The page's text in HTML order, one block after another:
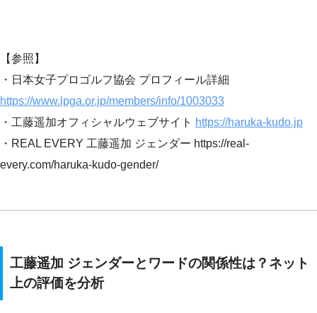
【参照】
・日本女子プロゴルフ協会 プロフィール詳細
https://www.lpga.or.jp/members/info/1003033
・工藤遥加オフィシャルウェブサイト https://haruka-kudo.jp
・REAL EVERY 工藤遥加 ジェンダー https://real-
every.com/haruka-kudo-gender/
工藤遥加 ジェンダーとワードの関係性は？ネット
上の評価を分析